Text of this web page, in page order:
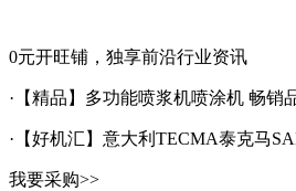
0元开旺铺，独享前沿行业资讯
·【精品】多功能喷浆机喷涂机 畅销
·【好机汇】意大利TECMA泰克马
我要采购>>